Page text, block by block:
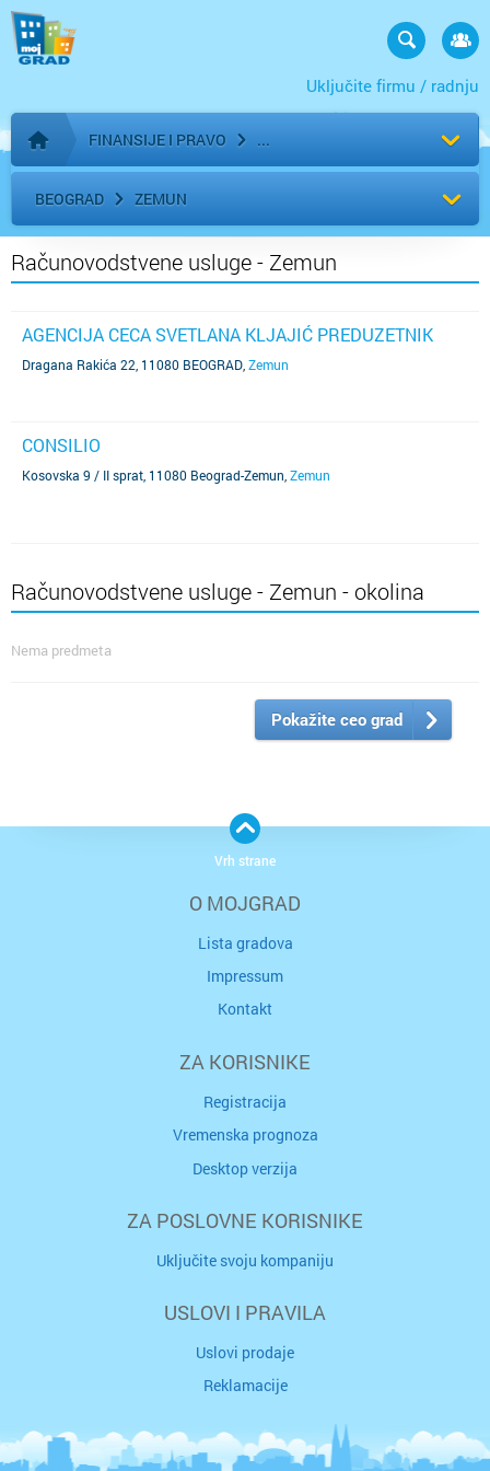
Uključite firmu / radnju
Početna stranica
FINANSIJE I PRAVO
BEOGRAD ZEMUN
Računovodstvene usluge - Zemun
AGENCIJA CECA SVETLANA KLJAJIĆ PREDUZETNIK
Dragana Rakića 22, 11080 BEOGRAD Zemun
CONSILIO
Kosovska 9 / II sprat, 11080 Beograd-Zemun Zemun
Računovodstvene usluge - Zemun - okolina
Nema predmeta
Pokažite ceo grad
O MOJGRAD
Lista gradova
Impressum
Kontakt
ZA KORISNIKE
Registracija
Vremenska prognoza
Desktop verzija
ZA POSLOVNE KORISNIKE
Uključite svoju kompaniju
USLOVI I PRAVILA
Uslovi prodaje
Reklamacije
Vrh strane